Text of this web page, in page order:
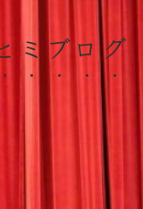
ミブログ